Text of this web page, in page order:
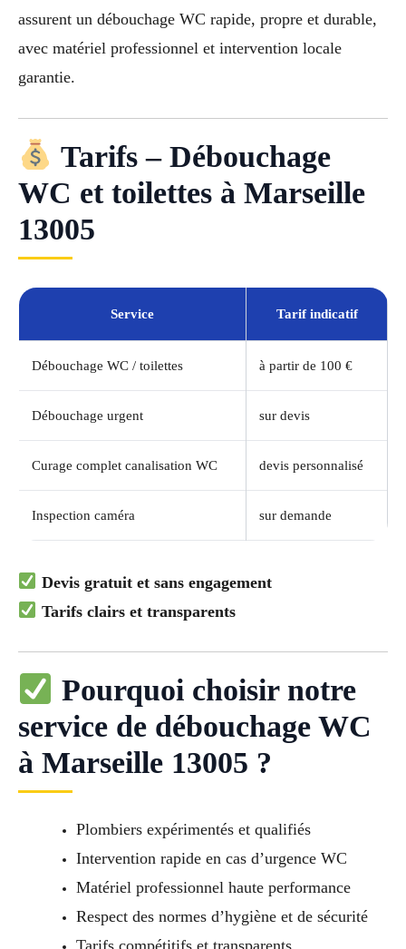
assurent un débouchage WC rapide, propre et durable,
avec matériel professionnel et intervention locale
garantie.
Tarifs – Débouchage
WC et toilettes à Marseille
13005
Service Tarif indicatif
Débouchage WC / toilettes à partir de 100 €
Débouchage urgent sur devis
Curage complet canalisation WC devis personnalisé
Inspection caméra sur demande
Devis gratuit et sans engagement
Tarifs clairs et transparents
Pourquoi choisir notre
service de débouchage WC
à Marseille 13005 ?
Plombiers expérimentés et qualifiés
Intervention rapide en cas d’urgence WC
Matériel professionnel haute performance
Respect des normes d’hygiène et de sécurité